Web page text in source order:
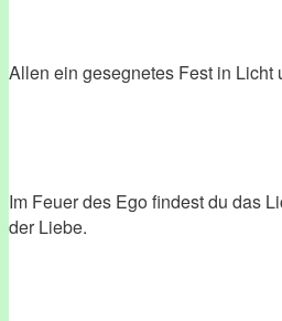
Allen ein gesegnetes Fest in Licht
Im Feuer des Ego findest du das
der Liebe.